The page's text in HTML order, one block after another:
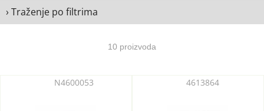
› Traženje po filtrima
10 proizvoda
N4600053 4613864